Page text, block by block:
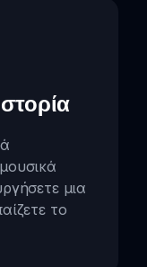
μια
το